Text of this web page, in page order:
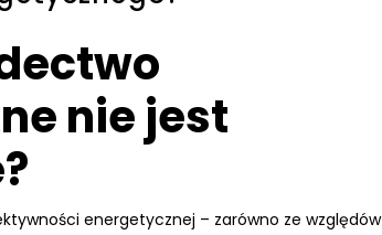
nie jest
energetycznej – zarówno ze względów